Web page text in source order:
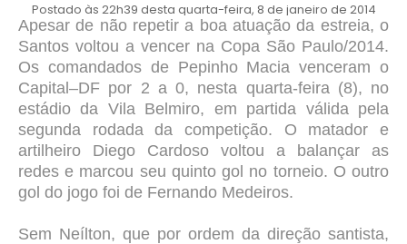
Postado às 22h39 desta quarta-feira, 8 de janeiro de 2014
Apesar de não repetir a boa atuação da estreia, o
Santos voltou a vencer na Copa São Paulo/2014.
Os comandados de Pepinho Macia venceram o
Capital–DF por 2 a 0, nesta quarta-feira (8), no
estádio da Vila Belmiro, em partida válida pela
segunda rodada da competição. O matador e
artilheiro Diego Cardoso voltou a balançar as
redes e marcou seu quinto gol no torneio. O outro
gol do jogo foi de Fernando Medeiros.
Sem Neílton, que por ordem da direção santista,